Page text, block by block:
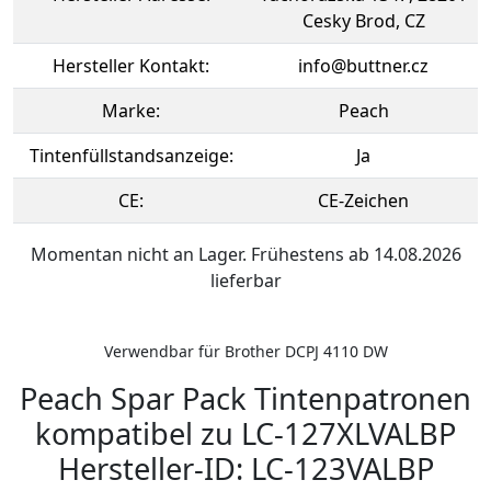
Cesky Brod, CZ
Hersteller Kontakt:
info@buttner.cz
Marke:
Peach
Tintenfüllstandsanzeige:
Ja
CE:
CE-Zeichen
Momentan nicht an Lager. Frühestens ab 14.08.2026
lieferbar
Verwendbar für Brother DCPJ 4110 DW
Peach Spar Pack Tintenpatronen
kompatibel zu LC-127XLVALBP
Hersteller-ID: LC-123VALBP